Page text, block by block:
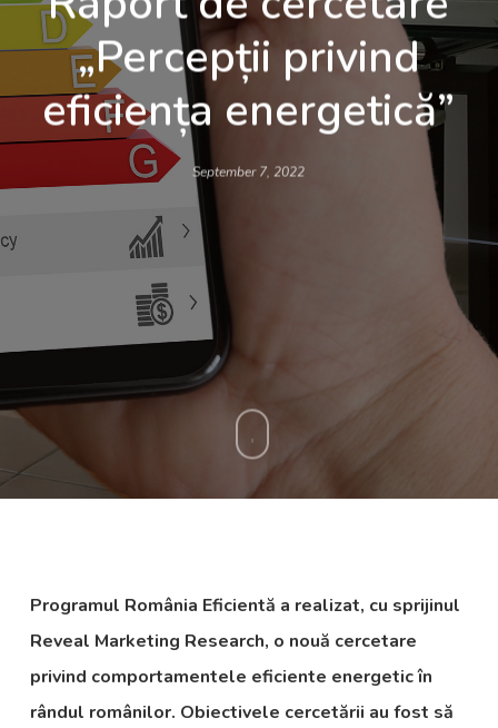
„Percepții privind
eficiența energetică”
September 7, 2022
Programul România Eficientă a realizat, cu sprijinul
Reveal Marketing Research, o nouă cercetare
privind comportamentele eficiente energetic în
rândul românilor. Obiectivele cercetării au fost să